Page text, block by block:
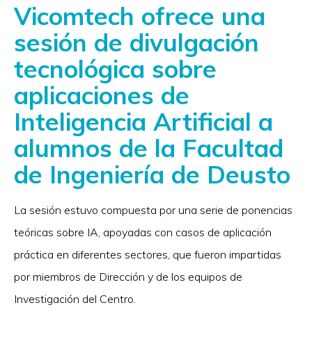
Vicomtech ofrece una
sesión de divulgación
tecnológica sobre
aplicaciones de
Inteligencia Artificial a
alumnos de la Facultad
de Ingeniería de Deusto
La sesión estuvo compuesta por una serie de ponencias
teóricas sobre IA, apoyadas con casos de aplicación
práctica en diferentes sectores, que fueron impartidas
por miembros de Dirección y de los equipos de
Investigación del Centro.